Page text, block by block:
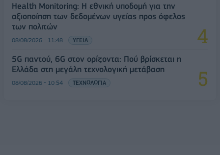
Health Monitoring: Η εθνική υποδομή για την
αξιοποίηση των δεδομένων υγείας προς όφελος
των πολιτών
08/08/2026 - 11:48 ΥΓΕΙΑ
5G παντού, 6G στον ορίζοντα: Πού βρίσκεται η
Ελλάδα στη μεγάλη τεχνολογική μετάβαση
08/08/2026 - 10:54 ΤΕΧΝΟΛΟΓΙΑ